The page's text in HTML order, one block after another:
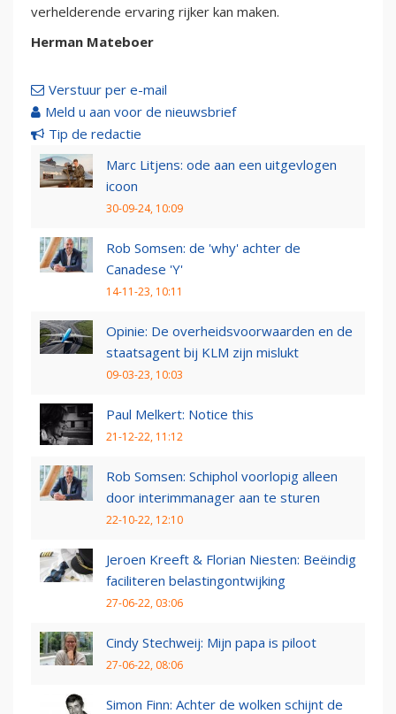
verhelderende ervaring rijker kan maken.
Herman Mateboer
Verstuur per e-mail
Meld u aan voor de nieuwsbrief
Tip de redactie
Marc Litjens: ode aan een uitgevlogen
icoon
30-09-24, 10:09
Rob Somsen: de 'why' achter de
Canadese 'Y'
14-11-23, 10:11
Opinie: De overheidsvoorwaarden en de
staatsagent bij KLM zijn mislukt
09-03-23, 10:03
Paul Melkert: Notice this
21-12-22, 11:12
Rob Somsen: Schiphol voorlopig alleen
door interimmanager aan te sturen
22-10-22, 12:10
Jeroen Kreeft & Florian Niesten: Beëindig
faciliteren belastingontwijking
27-06-22, 03:06
Cindy Stechweij: Mijn papa is piloot
27-06-22, 08:06
Simon Finn: Achter de wolken schijnt de